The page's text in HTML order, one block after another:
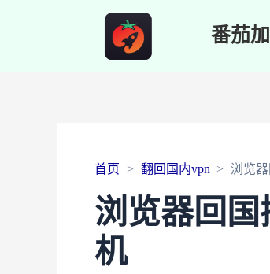
番茄
首页 翻回国内vpn 浏览
浏览器回
机